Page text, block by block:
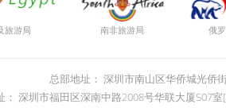
旅游局 南非旅游局 俄
总部地址： 深圳市南山区华侨城光侨
深圳市福田区深南中路2008号华联大厦507